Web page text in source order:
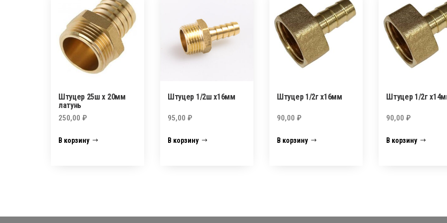
Штуцер 25ш х 20мм
латунь
250,00 ₽
В корзину
Штуцер 1/2ш х16мм
95,00₽
В корзину
Штуцер 1/2г х16мм
90,00₽
В корзину
Штуцер 1/2г
90,00₽
В корзину